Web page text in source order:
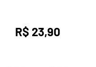
R$ 23,90